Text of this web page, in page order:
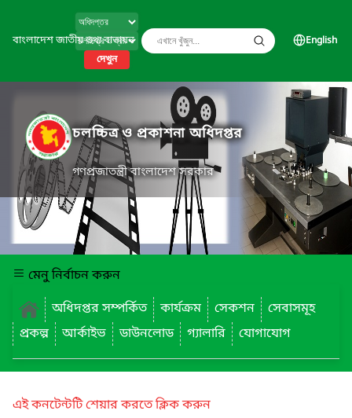
বাংলাদেশ জাতীয় তথ্য বাতায়ন
দেখুন
English
চলচ্চিত্র ও প্রকাশনা অধিদপ্তর
গণপ্রজাতন্ত্রী বাংলাদেশ সরকার
মেনু নির্বাচন করুন
অধিদপ্তর সম্পর্কিত
কার্যক্রম সেকশন
সেবাসমূহ
প্রকল্প
আর্কাইভ ডাউনলোড গ্যালারি যোগাযোগ
এই কনটেন্টটি শেয়ার করতে ক্লিক করুন